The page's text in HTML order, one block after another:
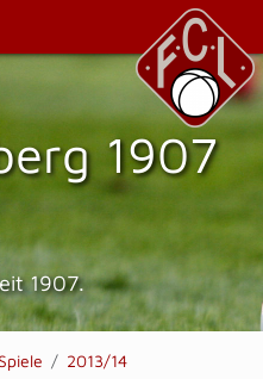
1907
1907.
Spiele
2013/14